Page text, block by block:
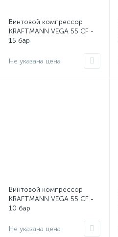
Винтовой компрессор
KRAFTMANN VEGA 55 CF -
15 бар
Не указана цена
Винтовой компрессор
KRAFTMANN VEGA 55 CF -
10 бар
Не указана цена